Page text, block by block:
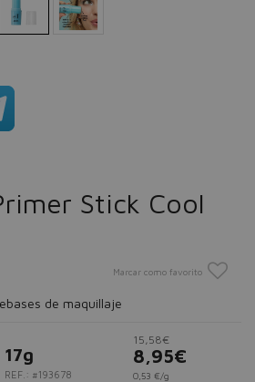
Stick Cool
Marcar como favorito
de maquillaje
17g
REF.: #193678
15,58€
8,95€
0,53 €/g